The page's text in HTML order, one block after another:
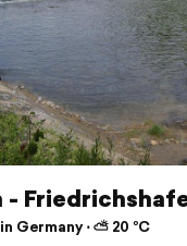
-
Germany ⋅ ⛅ 20 °C